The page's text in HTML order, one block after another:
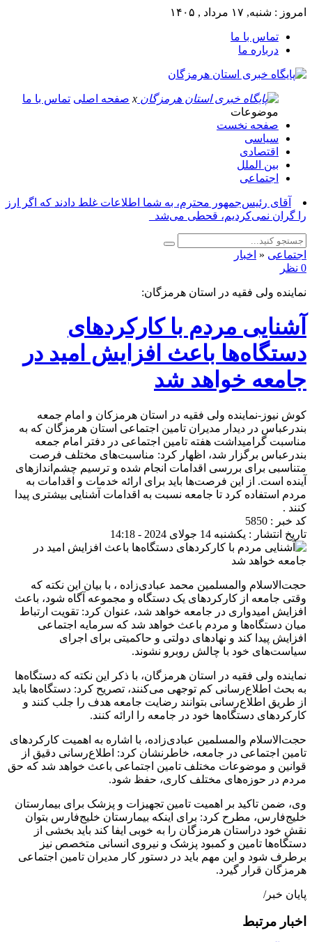
امروز : شنبه, ۱۷ مرداد , ۱۴۰۵
تماس با ما
درباره ما
x صفحه اصلی تماس با ما
موضوعات
صفحه نخست
سیاسی
اقتصادی
بین الملل
اجتماعی
آقای رئیس‌جمهور محترم، به شما اطلاعات غلط دادند که اگر ارز
را گران نمی‌کردیم، قحطی می‌شد_
اجتماعی « اخبار
0 نظر
نماینده ولی فقیه در استان هرمزگان:
آشنایی مردم با کارکردهای
دستگاه‌ها باعث افزایش امید در
جامعه خواهد شد
کوش نیوز-نماینده ولی فقیه در استان هرمزکان و امام جمعه
بندرعباس در دیدار مدیران تامین اجتماعی استان هرمزگان که به
مناسبت گرامیداشت هفته تامین اجتماعی در دفتر امام جمعه
بندرعباس برگزار شد، اظهار کرد: مناسبت‌های مختلف فرصت
متناسبی برای بررسی اقدامات انجام شده و ترسیم چشم‌اندازهای
آینده است. از این فرصت‌ها باید برای ارائه خدمات و اقدامات به
مردم استفاده کرد تا جامعه نسبت به اقدامات آشنایی بیشتری پیدا
کنند .
کد خبر : 5850
تاریخ انتشار : یکشنبه 14 جولای 2024 - 14:18
حجت‌الاسلام والمسلمین محمد عبادی‌زاده ، با بیان این نکته که
وقتی جامعه از کارکردهای یک دستگاه و مجموعه آگاه شود، باعث
افزایش امیدواری در جامعه خواهد شد، عنوان کرد: تقویت ارتباط
میان دستگاه‌ها و مردم باعث خواهد شد که سرمایه اجتماعی
افزایش پیدا کند و نهادهای دولتی و حاکمیتی برای اجرای
سیاست‌های خود با چالش روبرو نشوند.
نماینده ولی فقیه در استان هرمزگان، با ذکر این نکته که دستگاه‌ها
به بحث اطلاع‌رسانی کم توجهی می‌کنند، تصریح کرد: دستگاه‌ها باید
از طریق اطلاع‌رسانی بتوانند رضایت جامعه هدف را جلب کنند و
کارکردهای دستگاه‌ها خود در جامعه را ارائه کنند.
حجت‌الاسلام والمسلمین عبادی‌زاده، با اشاره به اهمیت کارکردهای
تامین اجتماعی در جامعه، خاطرنشان کرد: اطلاع‌رسانی دقیق از
قوانین و موضوعات مختلف تامین اجتماعی باعث خواهد شد که حق
مردم در حوزه‌های مختلف کاری، حفظ شود.
وی، ضمن تاکید بر اهمیت تامین تجهیزات و پزشک برای بیمارستان
خلیج‌فارس، مطرح کرد: برای اینکه بیمارستان خلیج‌فارس بتوان
نقش خود دراستان هرمزگان را به خوبی ایفا کند باید بخشی از
دستگاه‌ها تامین و کمبود پزشک و نیروی انسانی متخصص نیز
برطرف شود و این مهم باید در دستور کار مدیران تامین اجتماعی
هرمزگان قرار گیرد.
پایان خبر/
اخبار مرتبط